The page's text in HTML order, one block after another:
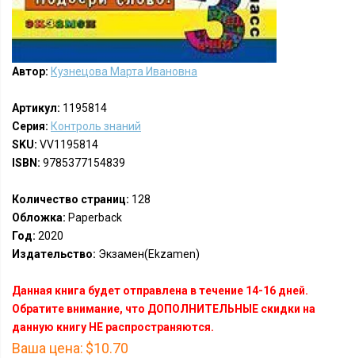
Автор: Кузнецова Марта Ивановна
Артикул: 1195814
Серия: Контроль знаний
SKU: VV1195814
ISBN: 9785377154839
Количество страниц: 128
Обложка: Paperback
Год: 2020
Издательство: Экзамен(Ekzamen)
Данная книга будет отправлена в течение 14-16 дней.
Обратите внимание, что ДОПОЛНИТЕЛЬНЫЕ скидки на
данную книгу НЕ распространяются.
Ваша цена: $10.70